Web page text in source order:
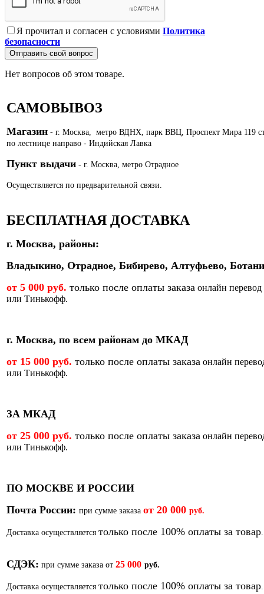
Я прочитал и согласен с условиями Политика
безопасности
Отправить свой вопрос
Нет вопросов об этом товаре.
САМОВЫВОЗ
Магазин - г. Москва, метро ВДНХ, парк ВВЦ, Проспект Мира 119
по лестнице направо - Индийская Лавка
Пункт выдачи - г. Москва, метро Отрадное
Осуществляется по предварительной связи.
БЕСПЛАТНАЯ ДОСТАВКА
г. Москва, районы:
Владыкино, Отрадное, Бибирево, Алтуфьево,
от 5 000 руб. только после оплаты заказа онлайн
или Тинькофф.
г. Москва, по всем районам до МКАД
от 15 000 руб. только после оплаты заказа онлайн
или Тинькофф.
ЗА МКАД
от 25 000 руб. только после оплаты заказа онлайн
или Тинькофф.
ПО МОСКВЕ И РОССИИ
Почта России: при сумме заказа от 20 000 руб.
Доставка осуществляется только после 100% оплаты за товар
СДЭК: при сумме заказа от 25 000 руб.
Доставка осуществляется только после 100% оплаты за товар